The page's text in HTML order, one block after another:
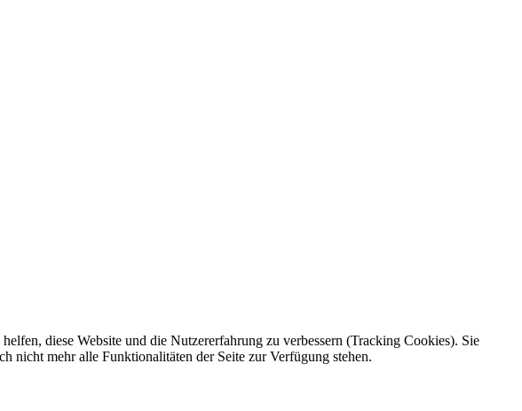
diese Website und die Nutzererfahrung zu verbessern (Tracking Cookies). Sie
nicht mehr alle Funktionalitäten der Seite zur Verfügung stehen.